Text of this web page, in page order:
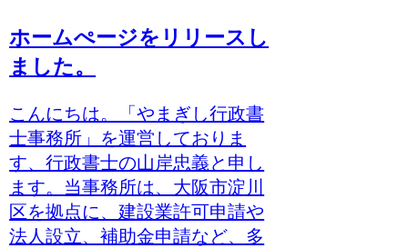
ホームぺージをリリースし
ました。
こんにちは。「やまぎし行政書
士事務所」を運営しておりま
す、行政書士の山岸忠義と申し
ます。当事務所は、大阪市淀川
区を拠点に、建設業許可申請や
法人設立、補助金申請など、多